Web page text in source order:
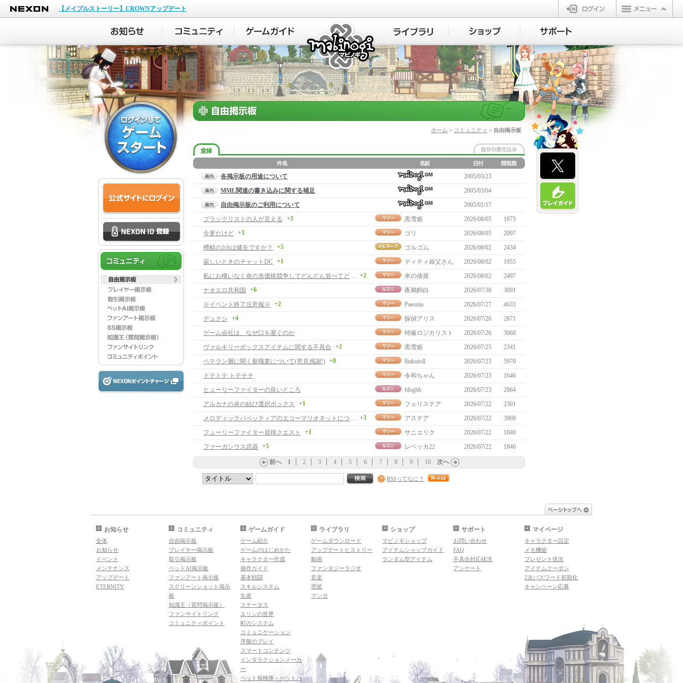
NEXON
【メイプルストーリー】CROWNアップデート
ログイン
マビノギ
ホーム > コミュニティ > 自由掲示板
各掲示板の用途について
2005/03/23
MML関連の書き込みに関する補足
2005/03/04
自由掲示板のご利用について
2005/01/17
ブラックリストの人が見える
+3 黒雪姫 2026/08/05
1875
今更だけど +3 ゴリ 2026/08/05
2097
樽鯖の2chは健在ですか？
+5 ゴルゴム 2026/08/02
2434
寂しいときのチャットDC +1 ティティ叔父さん 2026/08/02
1955
私にお構いなく炎の糸価格競争してどんどん並べてどうぞ。
+2 米の俵屋 2026/08/02
2497
ナオエロ共和国
+6 夜鵜飼白 2026/07/30
3091
※イベント終了注意報※
+2 Paeonia 2026/07/27
4633
デュクシ
+4 探偵アリス 2026/07/26
2871
ゲーム会社は、なぜ口を塞ぐのか
特級ロジカリスト 2026/07/26
3068
ヴァルキリーボックスアイテムに関する不具合
+2 黒雪姫 2026/07/25
2341
ベテラン層に聞く新職業について(意見感謝!) +8 lltakutoll 2026/07/23
5970
ドテトテ トテチチ
令和ちゃん 2026/07/23
1646
ヒューリーファイターの良いところ
fdsghh 2026/07/23
2864
アルカナの炎の結び選択ボックス
+1 フェリステア 2026/07/22
2301
メロディックパペッティアのエコーマリオネットについて
+3 アステア 2026/07/22
3969
フューリーファイター習得クエスト
+1 サニエリク 2026/07/22
1840
ファーガシウス武器
+5 レベッカ22 2026/07/22 1840
前へ 1 2 3 4 5 6 7 8 9 10 次へ
RSSってなに？
お知らせ
全体
お知らせ
イベント
メンテナンス
アップデート
ETERNITY
コミュニティ
自由掲示板
プレイヤー掲示板
取引掲示板
ペットAI掲示板
ファンアート掲示板
スクリーンショット掲示
板
知識王（質問掲示板）
ファンサイトリンク
コミュニティポイント
ゲームガイド
ゲーム紹介
ゲームのはじめかた
キャラクター作成
操作ガイド
基本戦闘
スキルシステム
生産
ステータス
エリンの世界
町のシステム
コミュニケーション
序盤のプレイ
スマートコンテンツ
インタラクションメーカ
ー
ペット探検隊・ペットハ
ライブラリ
ゲームダウンロード
アップデートヒストリー
動画
ファンタジーラジオ
音楽
壁紙
マンガ
ショップ
マビノギショップ
アイテムショップガイド
ランダム型アイテム
サポート
お問い合わせ
FAQ
不具合対応状況
アンケート
マイページ
キャラクター設定
メモ機能
プレゼント状況
アイテムクーポン
2次パスワード初期化
キャンペーン応募